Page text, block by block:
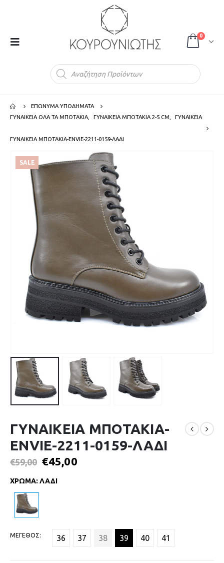
0
ΕΠΩΝΥΜΑ ΥΠΟΔΗΜΑΤΑ
ΓΥΝΑΙΚΕΙΑ ΟΛΑ ΤΑ ΜΠΟΤΑΚΙΑ
ΓΥΝΑΙΚΕΙΑ ΜΠΟΤΑΚΙΑ 2-5 CM ΓΥΝΑΙΚΕΙΑ
ΓΥΝΑΙΚΕΙΑ ΜΠΟΤΑΚΙΑ-ENVIE-2211-0159-ΛΑΔΙ
SALE
ΓΥΝΑΙΚΕΙΑ ΜΠΟΤΑΚΙΑ-
ENVIE-2211-0159-ΛΑΔΙ
€59,00 €45,00
ΧΡΩΜΑ: ΛΑΔΙ
ΜΕΓΕΘΟΣ 36 37 38 39 40 41